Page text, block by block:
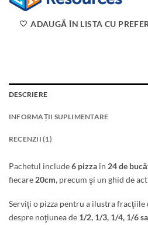
ADAUGĂ ÎN LISTA CU
DESCRIERE
INFORMAȚII SUPLIMENTARE
RECENZII (1)
Pachetul include6 pizzaîn 24 de
fiecare 20cm, precum şi un ghid de
Serviţi o pizza pentru a ilustra
despre noţiunea de 1/2, 1/3, 1/4, 1/6